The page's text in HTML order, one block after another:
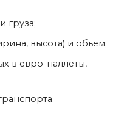
груза;
высота) и объем;
в евро-паллеты,